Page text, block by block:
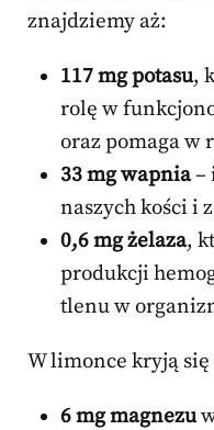
znajdziemy aż:
117 mg potasu,
rolę w
oraz pomaga w
33 mg wapnia–
naszych kości i
0,6 mg żelaza,
produkcji
tlenu w
W limonce kryją
6 mg magnezu